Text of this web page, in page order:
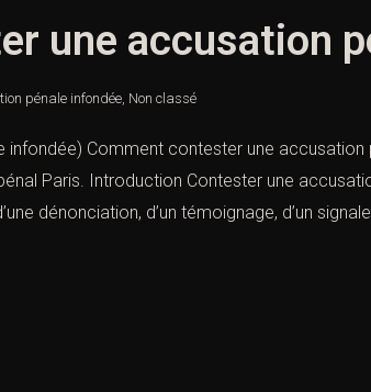
une accusation
pénale infondée, Non classé
Comment contester une
Paris. Introduction Contester une
dénonciation, d’un témoignage, d’un